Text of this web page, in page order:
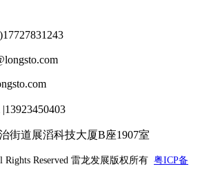
街道展滔科技大厦B座1907室
Reserved 雷龙发展版权所有 粤ICP备